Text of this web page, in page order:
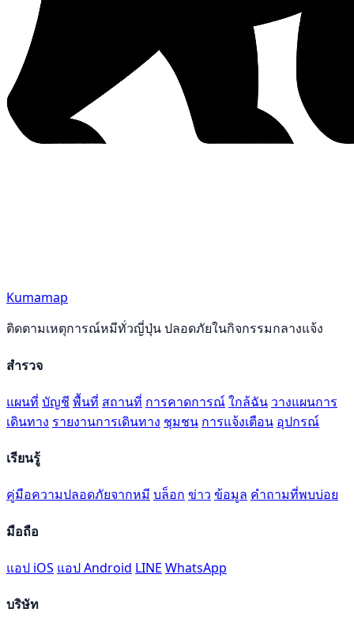
Kumamap
ติดตามเหตุการณ์หมีทั่วญี่ปุ่น ปลอดภัยในกิจกรรมกลางแจ้ง
สำรวจ
แผนที่ บัญชี พื้นที่ สถานที่ การคาดการณ์ใกล้ฉัน วางแผนการ
เดินทาง รายงานการเดินทาง ชุมชน การแจ้งเตือน อุปกรณ์
เรียนรู้
คู่มือความปลอดภัยจากหมี บล็อก ข่าว ข้อมูล คำถามที่พบบ่อย
มือถือ
แอป iOS แอป Android LINE WhatsApp
บริษัท